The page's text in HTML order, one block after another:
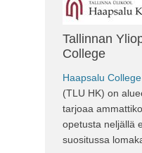
Tallinnan
College
Haapsalu
(TLU HK) on
tarjoaa
opetusta neljällä
suositussa